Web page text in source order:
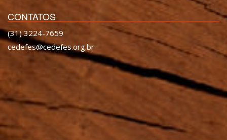
CONTATOS
(31) 3224-7659
cedefes@cedefes.org.br